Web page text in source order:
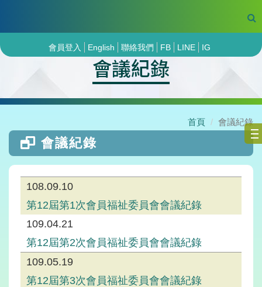
會員登入 English 聯絡我們 FB LINE IG
會議紀錄
首頁 會議紀錄
會議紀錄
108.09.10
第12屆第1次會員福祉委員會會議紀錄
109.04.21
第12屆第2次會員福祉委員會會議紀錄
109.05.19
第12屆第3次會員福祉委員會會議紀錄